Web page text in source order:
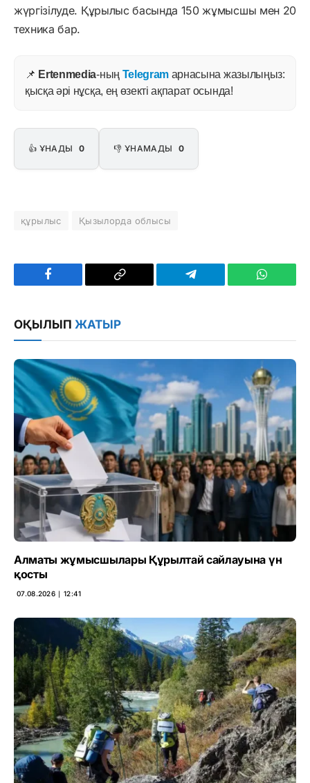
жүргізілуде. Құрылыс басында 150 жұмысшы мен 20
техника бар.
📌 Ertenmedia-ның Telegram арнасына жазылыңыз:
қысқа әрі нұсқа, ең өзекті ақпарат осында!
👍 ҰНАДЫ 0 👎 ҰНАМАДЫ 0
құрылыс Қызылорда облысы
Facebook
Copy
Telegram
ОҚЫЛЫП ЖАТЫР
Алматы жұмысшылары Құрылтай сайлауына үн
қосты
07.08.2026 ∣ 12:41